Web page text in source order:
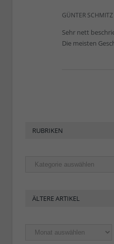
GÜNTER SCHMITZ
Sehr nett
Die meisten
RUBRIKEN
Rubriken
ÄLTERE ARTIKEL
Ältere
Artikel